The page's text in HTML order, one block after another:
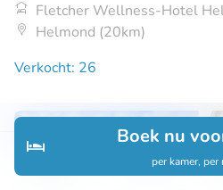
Zoeken
Boek nu
per kamer, per
Fletcher Wellness-Hotel
Helmond (20km)
Verkocht: 26